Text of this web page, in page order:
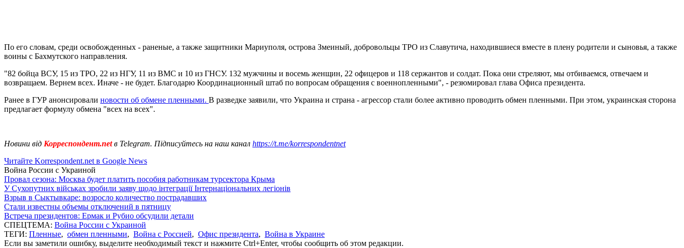
По его словам, среди освобожденных - раненые, а также защитники Мариуполя, острова Змеиный, добровольцы ТРО из Славутича, находившиеся вместе в плену родители и сыновья, а также
воины с Бахмутского направления.
"82 бойца ВСУ, 15 из ТРО, 22 из НГУ, 11 из ВМС и 10 из ГНСУ. 132 мужчины и восемь женщин, 22 офицеров и 118 сержантов и солдат. Пока они стреляют, мы отбиваемся, отвечаем и
возвращаем. Вернем всех. Иначе - не будет. Благодарю Координационный штаб по вопросам обращения с военнопленными", - резюмировал глава Офиса президента.
Ранее в ГУР анонсировали новости об обмене пленными. В разведке заявили, что Украина и страна - агрессор стали более активно проводить обмен пленными. При этом, украинская сторона
предлагает формулу обмена "всех на всех".
Новини від Корреспондент.netв Telegram. Підписуйтесь на наш канал https://t.me/korrespondentnet
Читайте Korrespondent.net в Google News
Война России с Украиной
Провал сезона: Москва будет платить пособия работникам турсектора Крыма
У Сухопутних військах зробили заяву щодо інтеграції Інтернаціональних легіонів
Взрыв в Сыктывкаре: возросло количество пострадавших
Стали известны объемы отключений в пятницу
Встреча президентов: Ермак и Рубио обсудили детали
СПЕЦТЕМА: Война России с Украиной
ТЕГИ: Пленные, обмен пленными, Война с Россией, Офис президента, Война в Украине
Если вы заметили ошибку, выделите необходимый текст и нажмите Ctrl+Enter, чтобы сообщить об этом редакции.